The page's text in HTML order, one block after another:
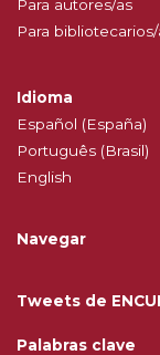
Para autores/as
Para
Idioma
Español (España)
Português (Brasil)
English
Navegar
Tweets de
Palabras clave